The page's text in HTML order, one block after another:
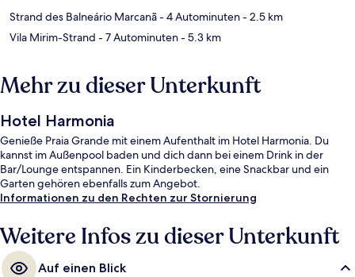
Strand des Balneário Marcanã- 4 Autominuten- 2.5 km
Vila Mirim-Strand - 7 Autominuten- 5.3 km
Mehr zu dieser Unterkunft
Hotel Harmonia
Genieße Praia Grande mit einem Aufenthalt im Hotel Harmonia. Du
kannst im Außenpool baden und dich dann bei einem Drink in der
Bar/Lounge entspannen. Ein Kinderbecken, eine Snackbar und ein
Garten gehören ebenfalls zum Angebot.
Informationen zu den Rechten zur Stornierung
Weitere Infos zu dieser Unterkunft
Auf einen Blick